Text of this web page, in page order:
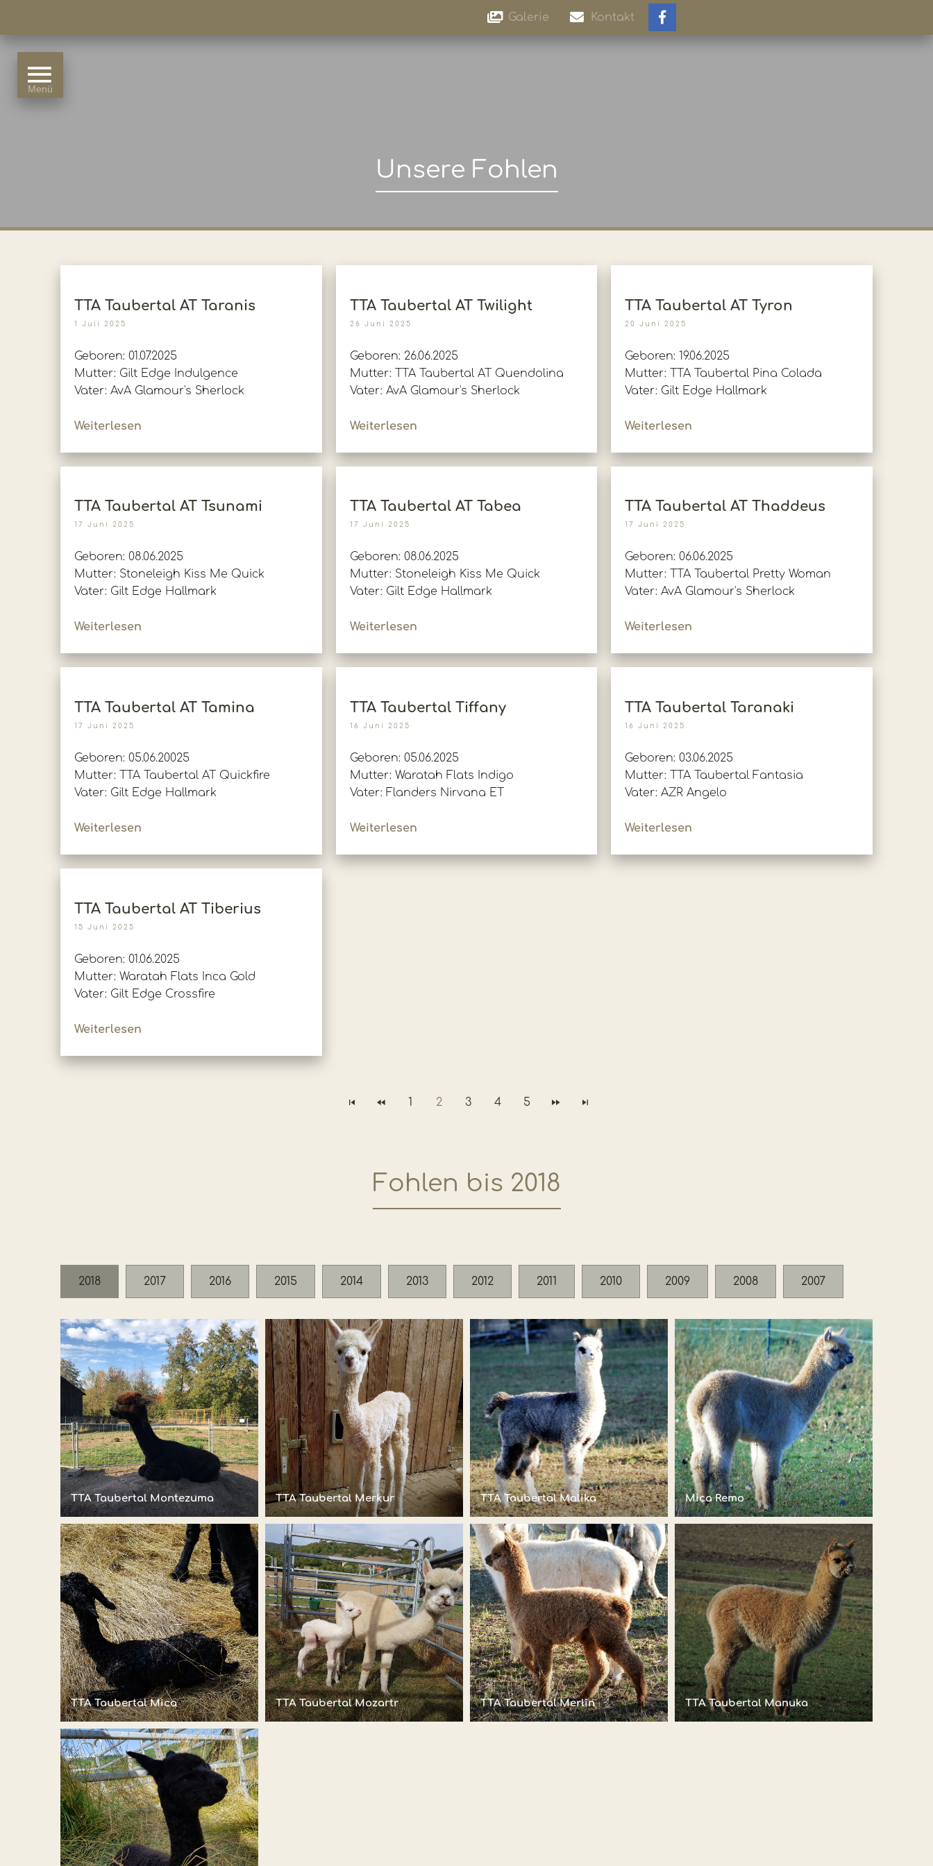
Galerie Kontakt
Unsere Fohlen
TTA Taubertal AT Taranis
1 Juli 2025
Geboren: 01.07.2025
Mutter: Gilt Edge Indulgence
Vater: AvA Glamour's Sherlock
Weiterlesen
TTA Taubertal AT Twilight
26 Juni 2025
Geboren: 26.06.2025
Mutter: TTA Taubertal AT Quendolina
Vater: AvA Glamour's Sherlock
Weiterlesen
TTA Taubertal AT Tyron
20 Juni 2025
Geboren: 19.06.2025
Mutter: TTA Taubertal Pina Colada
Vater: Gilt Edge Hallmark
Weiterlesen
TTA Taubertal AT Tsunami
17 Juni 2025
Geboren: 08.06.2025
Mutter: Stoneleigh Kiss Me Quick
Vater: Gilt Edge Hallmark
Weiterlesen
TTA Taubertal AT Tabea
17 Juni 2025
Geboren: 08.06.2025
Mutter: Stoneleigh Kiss Me Quick
Vater: Gilt Edge Hallmark
Weiterlesen
TTA Taubertal AT Thaddeus
17 Juni 2025
Geboren: 06.06.2025
Mutter: TTA Taubertal Pretty Woman
Vater: AvA Glamour's Sherlock
Weiterlesen
TTA Taubertal AT Tamina
17 Juni 2025
Geboren: 05.06.20025
Mutter: TTA Taubertal AT Quickfire
Vater: Gilt Edge Hallmark
Weiterlesen
TTA Taubertal Tiffany
16 Juni 2025
Geboren: 05.06.2025
Mutter: Waratah Flats Indigo
Vater: Flanders Nirvana ET
Weiterlesen
TTA Taubertal Taranaki
16 Juni 2025
Geboren: 03.06.2025
Mutter: TTA Taubertal Fantasia
Vater: AZR Angelo
Weiterlesen
TTA Taubertal AT Tiberius
15 Juni 2025
Geboren: 01.06.2025
Mutter: Waratah Flats Inca Gold
Vater: Gilt Edge Crossfire
Weiterlesen
1 2 3 4 5
Fohlen bis 2018
2018 2017 2016 2015 2014 2013 2012 2011 2010 2009 2008 2007
TTA Taubertal Montezuma TTA Taubertal Merkur TTA Taubertal Malika Mica Remo
TTA Taubertal Mica TTA Taubertal Mozartr TTA Taubertal Merlin TTA Taubertal Manuka